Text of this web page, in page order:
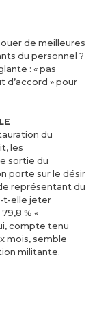
de meilleures
du personnel ?
: « pas
d’accord » pour
du
les
sortie du
porte sur le désir
représentant du
t-elle jeter
% «
compte tenu
mois, semble
militante.